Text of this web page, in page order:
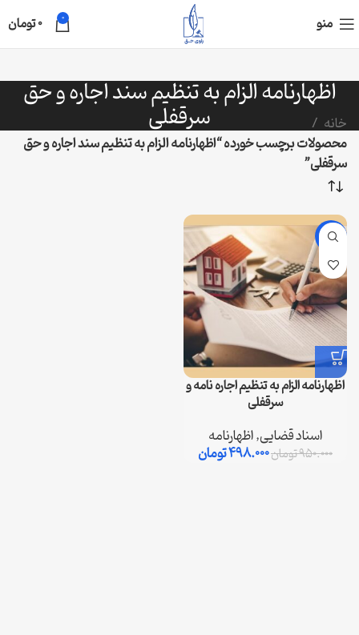
منو 0
0تومان
اظهارنامه الزام به تنظیم سند اجاره و حق
سرقفلی
خانه
محصولات برچسب خورده “اظهارنامه الزام به تنظیم سند اجاره و حق
سرقفلی”
-48%
اظهارنامه الزام به تنظیم اجاره نامه و
سرقفلی
اسناد قضایی,اظهارنامه
950.000تومان498.000تومان